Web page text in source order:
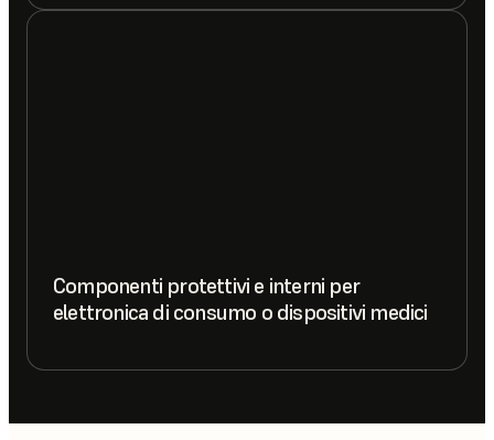
Componenti protettivi e interni per
elettronica di consumo o dispositivi medici